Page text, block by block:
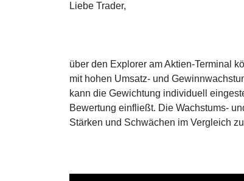
Liebe Trader,
über den Explorer am Aktien-Terminal
mit hohen Umsatz- und
kann die Gewichtung individuell
Bewertung einfließt. Die Wachstums-
Stärken und Schwächen im Vergleich